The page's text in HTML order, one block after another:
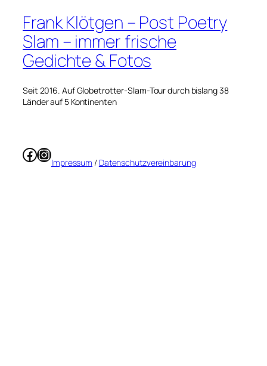
Frank Klötgen – Post Poetry
Slam – immer frische
Gedichte & Fotos
Seit 2016. Auf Globetrotter-Slam-Tour durch bislang 38
Länder auf 5 Kontinenten
Facebook
Instagram
Impressum / Datenschutzvereinbarung